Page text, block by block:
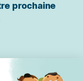
prochaine